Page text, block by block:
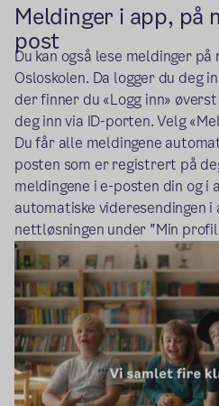
Meldinger i app, på
post
Du kan også lese meldinger
Osloskolen. Da logger du deg
der finner du «Logg inn»
deg inn via ID-porten. Velg
Du får alle meldingene
posten som er registrert på
meldingene i e-posten din og i
automatiske videresendingen
nettløsningen under "Min